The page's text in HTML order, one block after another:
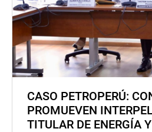
CASO PETROPERÚ:
PROMUEVEN
TITULAR DE ENERGÍA